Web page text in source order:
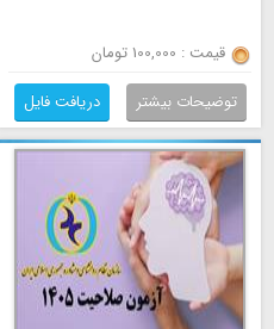
قیمت : 100,000 تومان
توضیحات بیشتر
دریافت فایل